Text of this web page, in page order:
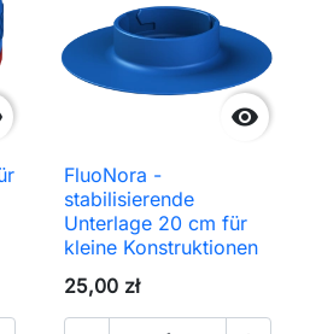

FluoNora -
stabilisierende
Unterlage 20 cm für
kleine Konstruktionen
25,00 zł